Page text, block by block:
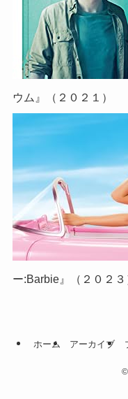
ウム』（２０２１）
ー:Barbie』（２０２３
ホーム アーカイブ
©